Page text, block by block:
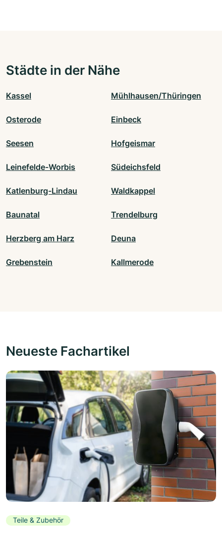
Städte in der Nähe
Kassel Mühlhausen/Thüringen
Osterode Einbeck
Seesen Hofgeismar
Leinefelde-Worbis Südeichsfeld
Katlenburg-Lindau Waldkappel
Baunatal Trendelburg
Herzberg am Harz Deuna
Grebenstein Kallmerode
Neueste Fachartikel
Teile & Zubehör